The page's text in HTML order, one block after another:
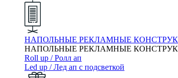
НАПОЛЬНЫЕ РЕКЛАМНЫЕ
НАПОЛЬНЫЕ РЕКЛАМНЫЕ
Roll up / Ролл ап
Led up / Лед ап с подсветкой